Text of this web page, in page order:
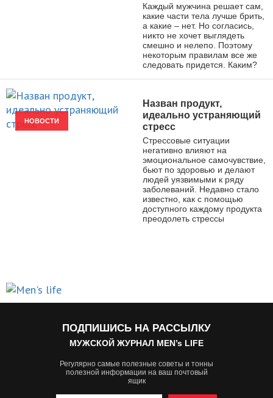
Каждый мужчина решает сам,
какие части тела лучше брить,
а какие – нет. Но согласись,
никто не хочет выглядеть
смешно и нелепо. Поэтому
некоторым правилам все же
следовать придется. Каким?
НОВОСТИ
Назван продукт,
идеально устраняющий
стресс
Стрессовые ситуации
негативно влияют на
эмоциональное самочувствие,
бьют по здоровью и делают
людей уязвимыми к ряду
заболеваний. Недавно стало
известно, как с помощью
доступного каждому продукта
преодолеть стрессы
ПОДПИШИСЬ НА РАССЫЛКУ
МУЖСКОЙ ЖУРНАЛ MEN’s LIFE
Регулярно самые полезные советы и тонны
полезной информации на ваш почтовый
ящик